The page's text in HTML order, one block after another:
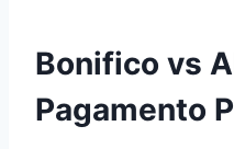
Bonifico vs
Pagamento